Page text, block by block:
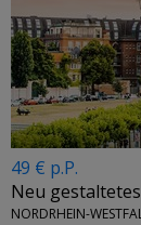
←
49 € p.P.
Neu
NORDRHEIN-